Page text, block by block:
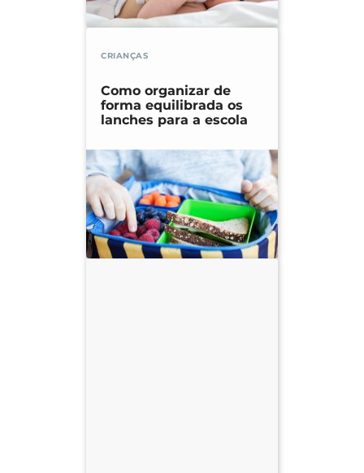
CRIANÇAS
Como organizar de
forma equilibrada os
lanches para a escola